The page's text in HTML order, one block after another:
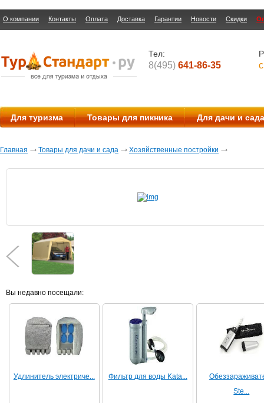
О компании Контакты Оплата Доставка Гарантии Новости Скидки
Тел:
8(495) 641-86-35
Для туризма Товары для пикника Для дачи и сада
Главная Товары для дачи и сада Хозяйственные постройки
Вы недавно посещали:
Удлинитель электриче... Фильтр для воды Kata...
Ste...